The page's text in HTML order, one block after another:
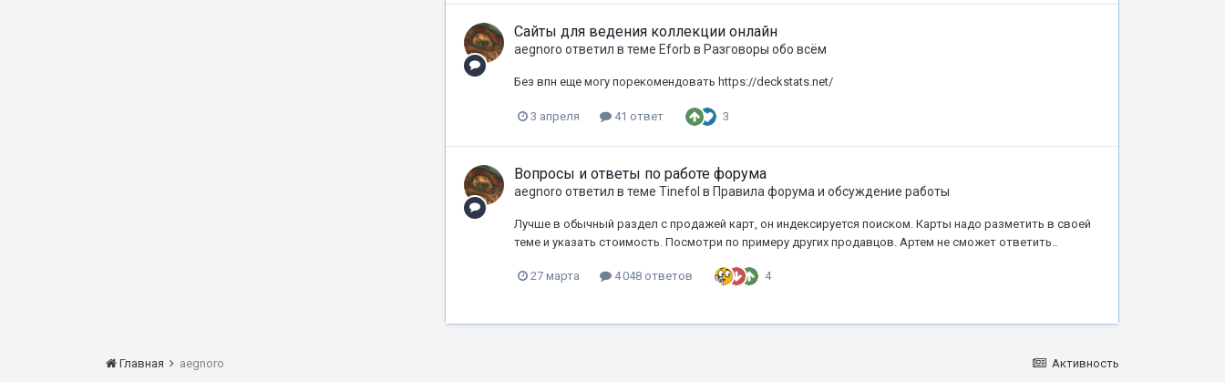
Сайты для ведения коллекции онлайн
aegnoro ответил в теме Eforb в Разговоры обо всём
Без впн еще могу порекомендовать https://deckstats.net/
3 апреля 41 ответ 3
Вопросы и ответы по работе форума
aegnoro ответил в теме Tinefol в Правила форума и обсуждение работы
Лучше в обычный раздел с продажей карт, он индексируется поиском. Карты надо разметить в своей
теме и указать стоимость. Посмотри по примеру других продавцов. Артем не сможет ответить..
27 марта 4 048 ответов 4
Активность
Главная aegnoro